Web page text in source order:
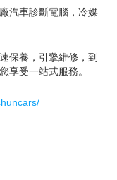
汽車診斷電腦，冷媒
保養，引擎維修，到
享受一站式服務。